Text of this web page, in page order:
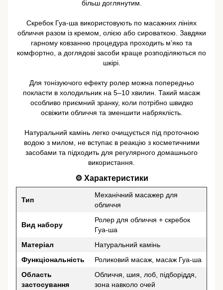
більш доглянутим.
Скребок Гуа-ша використовують по масажних лініях
обличчя разом із кремом, олією або сироваткою. Завдяки
гарному ковзанню процедура проходить м’яко та
комфортно, а доглядові засоби краще розподіляються по
шкірі.
Для тонізуючого ефекту ролер можна попередньо
покласти в холодильник на 5–10 хвилин. Такий масаж
особливо приємний зранку, коли потрібно швидко
освіжити обличчя та зменшити набряклість.
Натуральний камінь легко очищується під проточною
водою з милом, не вступає в реакцію з косметичними
засобами та підходить для регулярного домашнього
використання.
⚙️ Характеристики
Тип
Механічний масажер для
обличчя
Вид набору
Ролер для обличчя + скребок
Гуа-ша
Матеріал
Натуральний камінь
Функціональність
Роликовий масаж, масаж Гуа-ша
Область
застосування
Обличчя, шия, лоб, підборіддя,
зона навколо очей